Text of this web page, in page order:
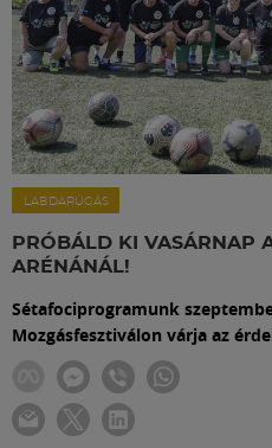
LABDARÚGÁS
PRÓBÁLD KI VASÁRNAP
ARÉNÁNÁL!
Sétafociprogramunk
Mozgásfesztiválon várja az
FM YouTube +
Hírek
Labdarúgás
Meccscenter
Klub